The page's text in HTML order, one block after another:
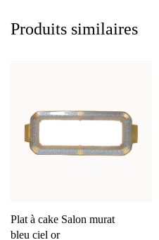
Produits similaires
Plat à cake Salon murat
bleu ciel or